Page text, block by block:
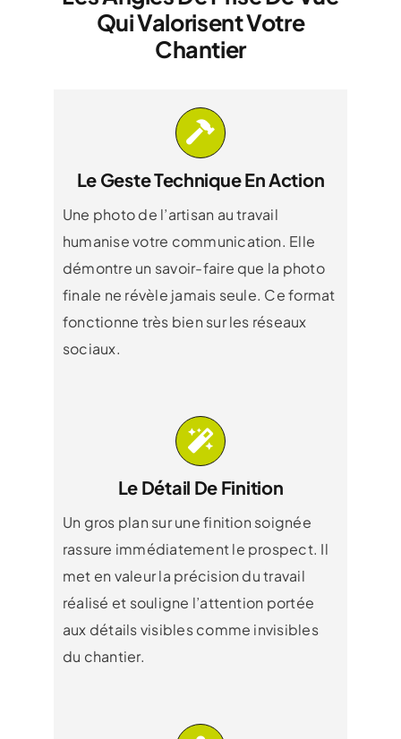
Qui Valorisent Votre
Chantier
Le Geste Technique En Action
Une photo de l’artisan au travail
humanise votre communication. Elle
démontre un savoir-faire que la photo
finale ne révèle jamais seule. Ce format
fonctionne très bien sur les réseaux
sociaux.
Le Détail De Finition
Un gros plan sur une finition soignée
rassure immédiatement le prospect. Il
met en valeur la précision du travail
réalisé et souligne l’attention portée
aux détails visibles comme invisibles
du chantier.